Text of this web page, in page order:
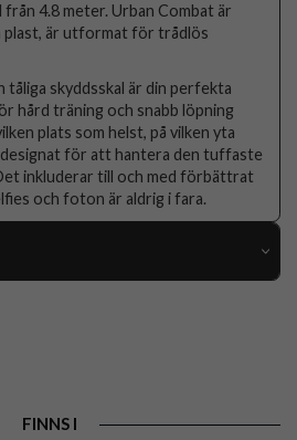
4.8 meter. Urban Combat är
plast, är utformat för trådlös
tåliga skyddsskal är din perfekta
hård träning och snabb löpning
plats som helst, på vilken yta
designat för att hantera den tuffaste
inkluderar till och med förbättrat
och foton är aldrig i fara.
Trådlös laddning-kompatibel
FINNS I